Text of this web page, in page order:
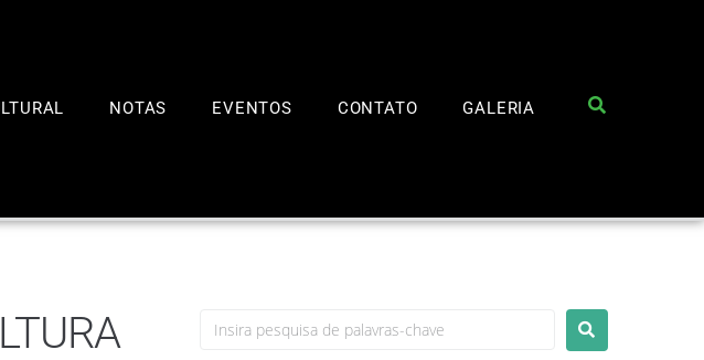
NOTAS EVENTOS CONTATO GALERIA